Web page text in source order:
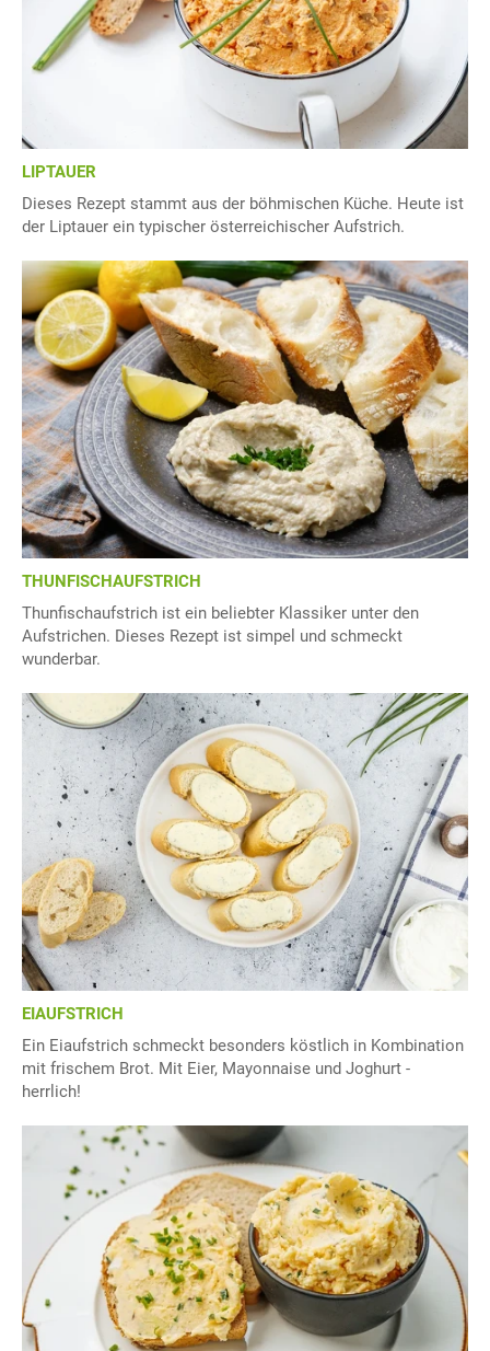
LIPTAUER
Dieses Rezept stammt aus der böhmischen Küche. Heute ist
der Liptauer ein typischer österreichischer Aufstrich.
THUNFISCHAUFSTRICH
Thunfischaufstrich ist ein beliebter Klassiker unter den
Aufstrichen. Dieses Rezept ist simpel und schmeckt
wunderbar.
EIAUFSTRICH
Ein Eiaufstrich schmeckt besonders köstlich in Kombination
mit frischem Brot. Mit Eier, Mayonnaise und Joghurt -
herrlich!